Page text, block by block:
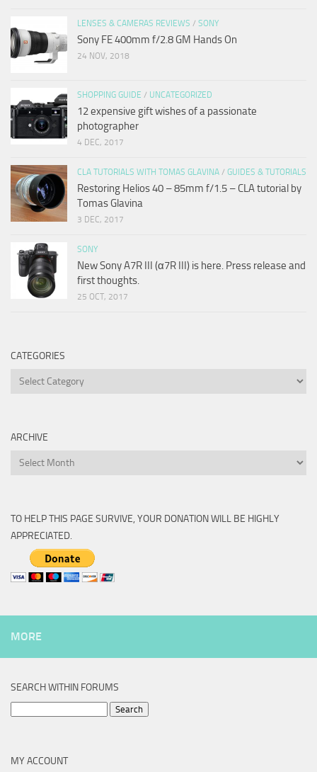
LENSES & CAMERAS REVIEWS / SONY
Sony FE 400mm f/2.8 GM Hands On
24 NOV, 2018
SHOPPING GUIDE / UNCATEGORIZED
12 expensive gift wishes of a passionate
photographer
4 DEC, 2017
CLA TUTORIALS WITH TOMAS GLAVINA / GUIDES & TUTORIALS
Restoring Helios 40 – 85mm f/1.5 – CLA tutorial by
Tomas Glavina
3 DEC, 2017
SONY
New Sony A7R III (α7R III) is here. Press release and
first thoughts.
25 OCT, 2017
CATEGORIES
Categories
ARCHIVE
Archive
TO HELP THIS PAGE SURVIVE, YOUR DONATION WILL BE HIGHLY
APPRECIATED.
MORE
SEARCH WITHIN FORUMS
MY ACCOUNT